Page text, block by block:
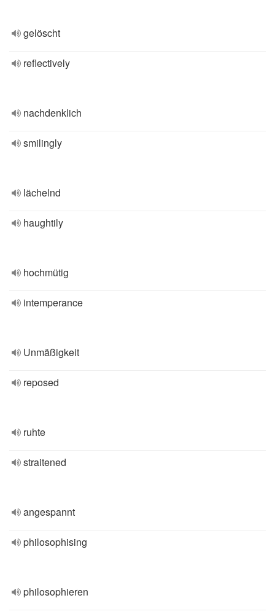
gelöscht
reflectively
nachdenklich
smilingly
lächelnd
haughtily
hochmütig
intemperance
Unmäßigkeit
reposed
ruhte
straitened
angespannt
philosophising
philosophieren